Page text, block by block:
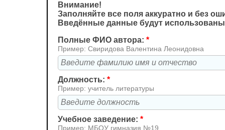
Внимание!
Заполняйте все поля аккуратно и без
Введённые данные будут
Полные ФИО автора: *
Пример: Свиридова Валентина Леонидовна
Должность: *
Пример: учитель литературы
Учебное заведение: *
Пример: МБОУ гимназия №19